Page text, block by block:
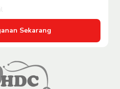
Sekarang